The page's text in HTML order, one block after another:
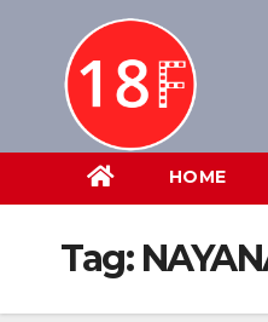
HOME
Tag: